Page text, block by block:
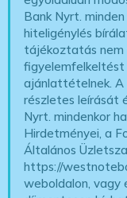
Bank Nyrt.
hiteligénylés
tájékoztatás nem
figyelemfelkeltést
ajánlattételnek. A
részletes leírását
Nyrt. mindenkor
Hirdetményei, a
Általános
https://
weboldalon, vagy